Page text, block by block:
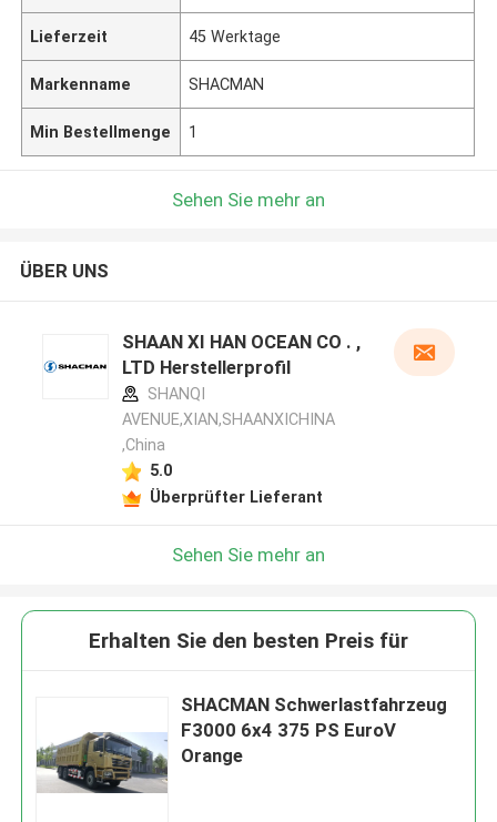
Lieferzeit 45 Werktage
Markenname SHACMAN
Min Bestellmenge 1
Sehen Sie mehr an
ÜBER UNS
SHAAN XI HAN OCEAN CO . ,
LTD Herstellerprofil
SHANQI
AVENUE,XIAN,SHAANXICHINA
,China
5.0
Überprüfter Lieferant
Sehen Sie mehr an
Erhalten Sie den besten Preis für
SHACMAN Schwerlastfahrzeug
F3000 6x4 375 PS EuroV
Orange